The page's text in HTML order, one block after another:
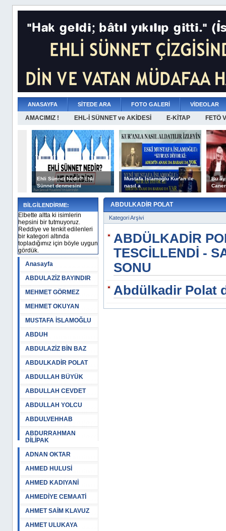
ANASAYFA SİTEDE ARA FOTO GALERİ VİDEOLAR
AMACIMIZ ! EHL-İ SÜNNET ve AKİDESİ E-KİTAP FETÖ
Ehli Sünnet Nedir? Ehli
Sünnet denmesini
Mustafa İslamoğlu Kur'an ile
nasıl a
Bu
BİLGİLENDİRME:
Elbette altta ki isimlerin
hepsini bir tutmuyoruz.
Reddiye ve tenkit edilenleri
bir kategori altında
topladığımız için böyle uygun
gördük.
Anasayfa
ABDULAZİZ BAYINDIR
MEHMET GÖRMEZ
MEHMET OKUYAN
MUSTAFA İSLAMOĞLU
ABDUH
ABDULAZİZ BİN BAZ
ABDULKADİR POLAT
ABDULLAH BÜYÜK
ABDULLAH CEVDET
ABDULLAH YOLCU
ABDULVEHHAB
ABDURRAHMAN
DİLİPAK
ADNAN OKTAR
AHMED HULUSİ
AHMED KADIYANİ
AHMEDİYE CEMAATİ
AHMET SAİM KLAVUZ
AHMET ULUKAYA
ABDULKADİR POLAT
Kategori Arşivi
ABDÜLKADİR
TESCİLLENDİ -
SONU
Abdülkadir Polat